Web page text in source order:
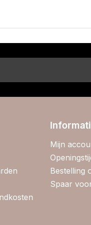
Mijn
Bestelling
Spaar